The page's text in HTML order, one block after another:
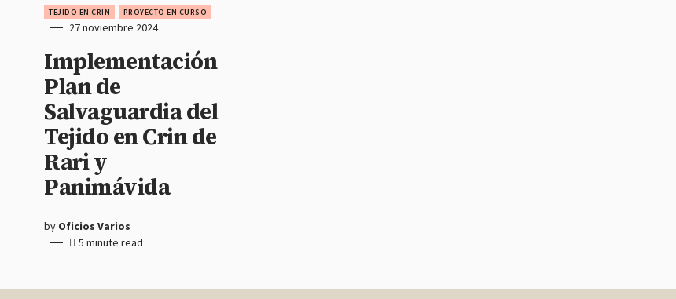
TEJIDO EN CRIN PROYECTO EN CURSO
27 noviembre 2024
Implementación
Plan de
Salvaguardia del
Tejido en Crin de
Rari y
Panimávida
by Oficios Varios
5 minute read